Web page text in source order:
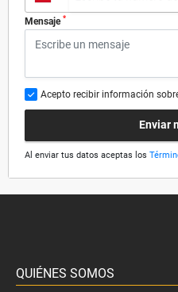
Mensaje *
Acepto recibir información
Enviar
Al enviar tus datos aceptas los
QUIÉNES SOMOS